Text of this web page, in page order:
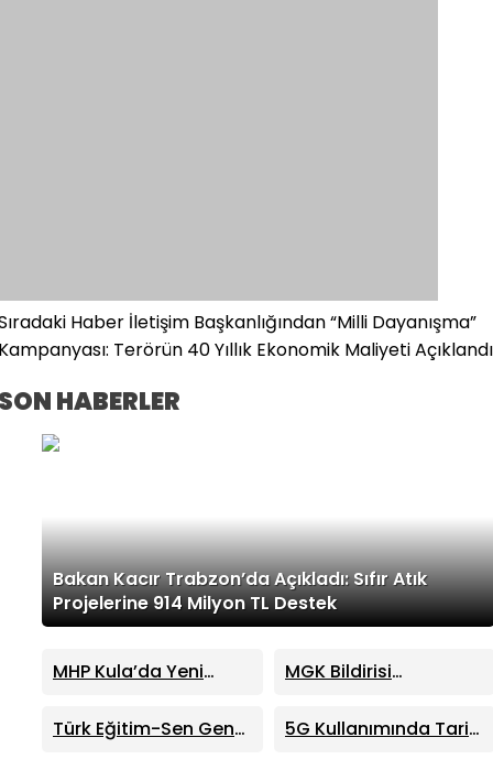
Haber İletişim Başkanlığından “Milli Dayanışma”
Terörün 40 Yıllık Ekonomik Maliyeti Açıklandı
HABERLER
Bakan Kacır Trabzon’da Açıkladı: Sıfır Atık
Projelerine 914 Milyon TL Destek
MHP Kula’da Yeni
Sönmez İlçe Başkanı
Seçildi
MGK Bildirisi
Türkiye Süreci ve Kritik
Dış Politika Mesajları
Türk Eğitim-Sen Genel
5G Kullanımında Tarihi